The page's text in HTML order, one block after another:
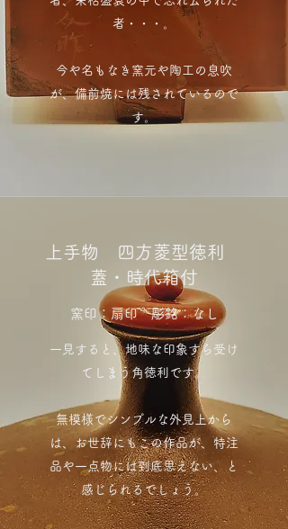
者​・・・。
今や名もなき窯元や陶工の息吹
が、備前焼には残されているので
す。
上手物 四方菱型徳利
蓋・時代箱付
窯印：扇印 彫銘：なし
一見すると、地味な印象すら受け
てしまう角徳利です。
無模様でシンプルな外見上から
は、お世辞にもこの作品が、特注
品や一点物には到底思えない、と
感じられるでしょう。